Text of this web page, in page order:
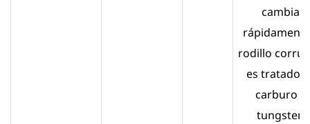
cambian
rodillo
es tratado
carburo